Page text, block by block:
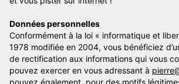
Données personnelles
Conformément à la loi « informatique et
1978 modifiée en 2004, vous bénéficiez
de rectification aux informations qui vous
pouvez exercer en vous adressant à
pouvez également, pour des motifs